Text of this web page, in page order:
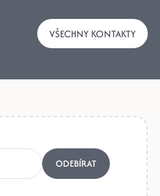
VŠECHNY KONTAKTY
ODEBÍRAT